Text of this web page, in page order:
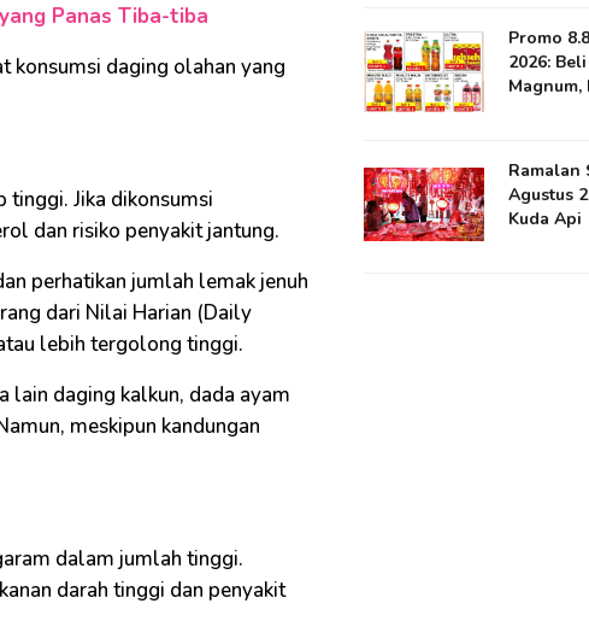
Panas Tiba-tiba
konsumsi daging olahan yang
tinggi. Jika dikonsumsi
dan risiko penyakit jantung.
perhatikan jumlah lemak jenuh
dari Nilai Harian (Daily
lebih tergolong tinggi.
lain daging kalkun, dada ayam
meskipun kandungan
dalam jumlah tinggi.
darah tinggi dan penyakit
Promo
2026:
Magnum,
Ramalan
Agustus
Kuda Api